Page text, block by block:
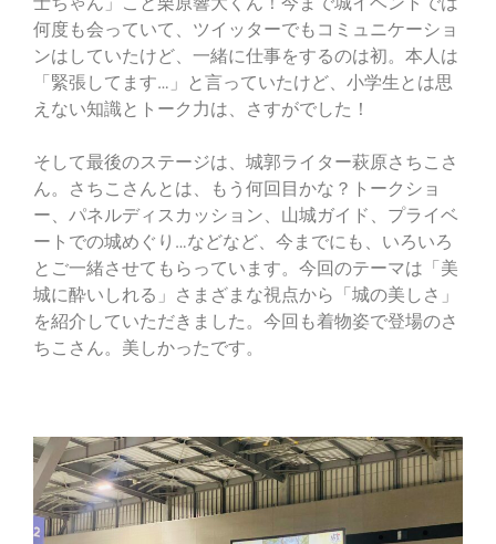
何度も会っていて、ツイッターでもコミュニケーショ
ンはしていたけど、一緒に仕事をするのは初。本人は
「緊張してます…」と言っていたけど、小学生とは思
えない知識とトーク力は、さすがでした！
そして最後のステージは、城郭ライター萩原さちこさ
ん。さちこさんとは、もう何回目かな？トークショ
ー、パネルディスカッション、山城ガイド、プライベ
ートでの城めぐり…などなど、今までにも、いろいろ
とご一緒させてもらっています。今回のテーマは「美
城に酔いしれる」さまざまな視点から「城の美しさ」
を紹介していただきました。今回も着物姿で登場のさ
ちこさん。美しかったです。